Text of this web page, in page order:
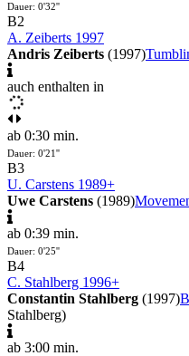
Dauer: 0'32''
B2
A. Zeiberts 1997
Andris Zeiberts (1997)
auch enthalten in
ab 0:30 min.
Dauer: 0'21''
B3
U. Carstens 1989+
Uwe Carstens (1989)
ab 0:39 min.
Dauer: 0'25''
B4
C. Stahlberg 1996+
Constantin Stahlberg (1997)
Stahlberg)
ab 3:00 min.